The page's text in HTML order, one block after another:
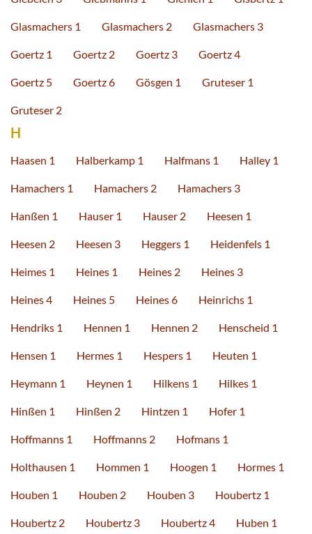
Glasmachers 1 Glasmachers 2 Glasmachers 3
Goertz 1 Goertz 2 Goertz 3 Goertz 4
Goertz 5 Goertz 6 Gösgen 1 Gruteser 1
Gruteser 2
H
Haasen 1 Halberkamp 1 Halfmans 1 Halley 1
Hamachers 1 Hamachers 2 Hamachers 3
Hanßen 1 Hauser 1 Hauser 2 Heesen 1
Heesen 2 Heesen 3 Heggers 1 Heidenfels 1
Heimes 1 Heines 1 Heines 2 Heines 3
Heines 4 Heines 5 Heines 6 Heinrichs 1
Hendriks 1 Hennen 1 Hennen 2 Henscheid 1
Hensen 1 Hermes 1 Hespers 1 Heuten 1
Heymann 1 Heynen 1 Hilkens 1 Hilkes 1
Hinßen 1 Hinßen 2 Hintzen 1 Hofer 1
Hoffmanns 1 Hoffmanns 2 Hofmans 1
Holthausen 1 Hommen 1 Hoogen 1 Hormes 1
Houben 1 Houben 2 Houben 3 Houbertz 1
Houbertz 2 Houbertz 3 Houbertz 4 Huben 1